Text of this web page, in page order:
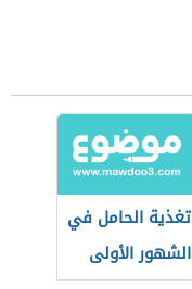
تغذية الحامل في
الشهور الأولى